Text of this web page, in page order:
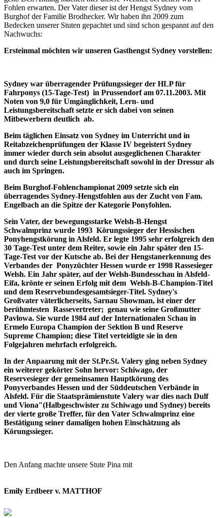
Fohlen erwarten. Der Vater dieser ist der Hengst Sydney vom
Burghof der Familie Brodhecker. Wir haben ihn 2009 zum
Bedecken unserer Stuten gepachtet und sind schon gespannt auf den
Nachwuchs:
Ersteinmal möchten wir unseren Gasthengst Sydney vorstellen:
Sydney war überragender Prüfungssieger der HLP für
Fahrponys (15-Tage-Test) in Prussendorf am 07.11.2003. Mit
Noten von 9,0 für Umgänglichkeit, Lern- und
Leistungsbereitschaft setzte er sich dabei von seinen
Mitbewerbern deutlich ab.
Beim täglichen Einsatz von Sydney im Unterricht und in
Reitabzeichenprüfungen der Klasse IV begeistert Sydney
immer wieder durch sein absolut ausgeglichenen Charakter
und durch seine Leistungsbereitschaft sowohl in der Dressur als
auch im Springen.
Beim Burghof-Fohlenchampionat 2009 setzte sich ein
überragendes Sydney-Hengstfohlen aus der Zucht von Fam.
Engelbach an die Spitze der Kategorie Ponyfohlen.
Sein Vater, der bewegungsstarke Welsh-B-Hengst
Schwalmprinz wurde 1993 Körungssieger der Hessischen
Ponyhengstkörung in Alsfeld. Er legte 1995 sehr erfolgreich den
30 Tage-Test unter dem Reiter, sowie ein Jahr später den 15-
Tage-Test vor der Kutsche ab. Bei der Hengstanerkennung des
Verbandes der Ponyzüchter Hessen wurde er 1998 Rassesieger
Welsh. Ein Jahr später, auf der Welsh-Bundesschau in Alsfeld-
Eifa, krönte er seinen Erfolg mit dem Welsh-B-Champion-Titel
und dem Reservebundesgesamtsieger-Titel. Sydney's
Großvater väterlicherseits, Sarnau Showman, ist einer der
berühmtesten Rassevertreter; genau wie seine Großmutter
Pavlowa. Sie wurde 1984 auf der Internationalen Schau in
Ermelo Europa Champion der Sektion B und Reserve
Supreme Champion; diese Titel verteidigte sie in den
Folgejahren mehrfach erfolgreich.
In der Anpaarung mit der St.Pr.St. Valery ging neben Sydney
ein weiterer gekörter Sohn hervor: Schiwago, der
Reservesieger der gemeinsamen Hauptkörung des
Ponyverbandes Hessen und der Süddeutschen Verbände in
Alsfeld. Für die Staatsprämienstute Valery war dies nach Dulf
und Viona"(Halbgeschwister zu Schiwago und Sydney) bereits
der vierte große Treffer, für den Vater Schwalmprinz eine
Bestätigung seiner damaligen hohen Einschätzung als
Körungssieger.
Den Anfang machte unsere Stute Pina mit
Emily Erdbeer v. MATTHOF